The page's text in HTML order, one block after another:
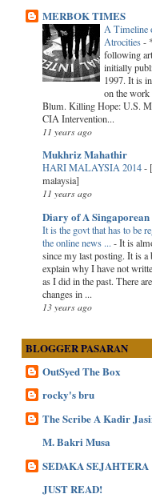
MERBOK TIMES
A Timeline
Atrocities-
following
initially
1997. It is
on the
Blum. Killing Hope: U.S.
CIA Intervention...
11 years ago
Mukhriz Mahathir
HARI MALAYSIA 2014-
malaysia]
11 years ago
Diary of A
It is the govt that has to be
the online news ... -It is
since my last posting. It is a
explain why I have not
as I did in the past. There
changes in ...
13 years ago
BLOGGER PASARAN
OutSyed The Box
rocky's bru
The Scribe A Kadir
M. Bakri Musa
SEDAKA SEJAHTERA
JUST READ!